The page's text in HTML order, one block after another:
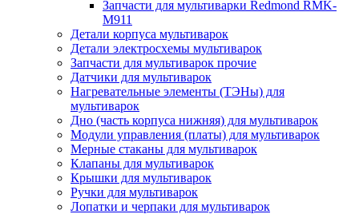
Запчасти для мультиварки Redmond RMK-
M911
Детали корпуса мультиварок
Детали электросхемы мультиварок
Запчасти для мультиварок прочие
Датчики для мультиварок
Нагревательные элементы (ТЭНы) для
мультиварок
Дно (часть корпуса нижняя) для мультиварок
Модули управления (платы) для мультиварок
Мерные стаканы для мультиварок
Клапаны для мультиварок
Крышки для мультиварок
Ручки для мультиварок
Лопатки и черпаки для мультиварок